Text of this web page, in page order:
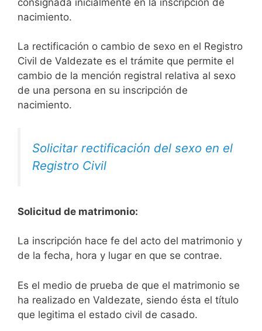
nacimiento.
La rectificación o cambio de sexo en el Registro
Civil de Valdezate es el trámite que permite el
cambio de la mención registral relativa al sexo
de una persona en su inscripción de
nacimiento.
Solicitar rectificación del sexo en el
Registro Civil
Solicitud de matrimonio:
La inscripción hace fe del acto del matrimonio y
de la fecha, hora y lugar en que se contrae.
Es el medio de prueba de que el matrimonio se
ha realizado en Valdezate, siendo ésta el título
que legitima el estado civil de casado.